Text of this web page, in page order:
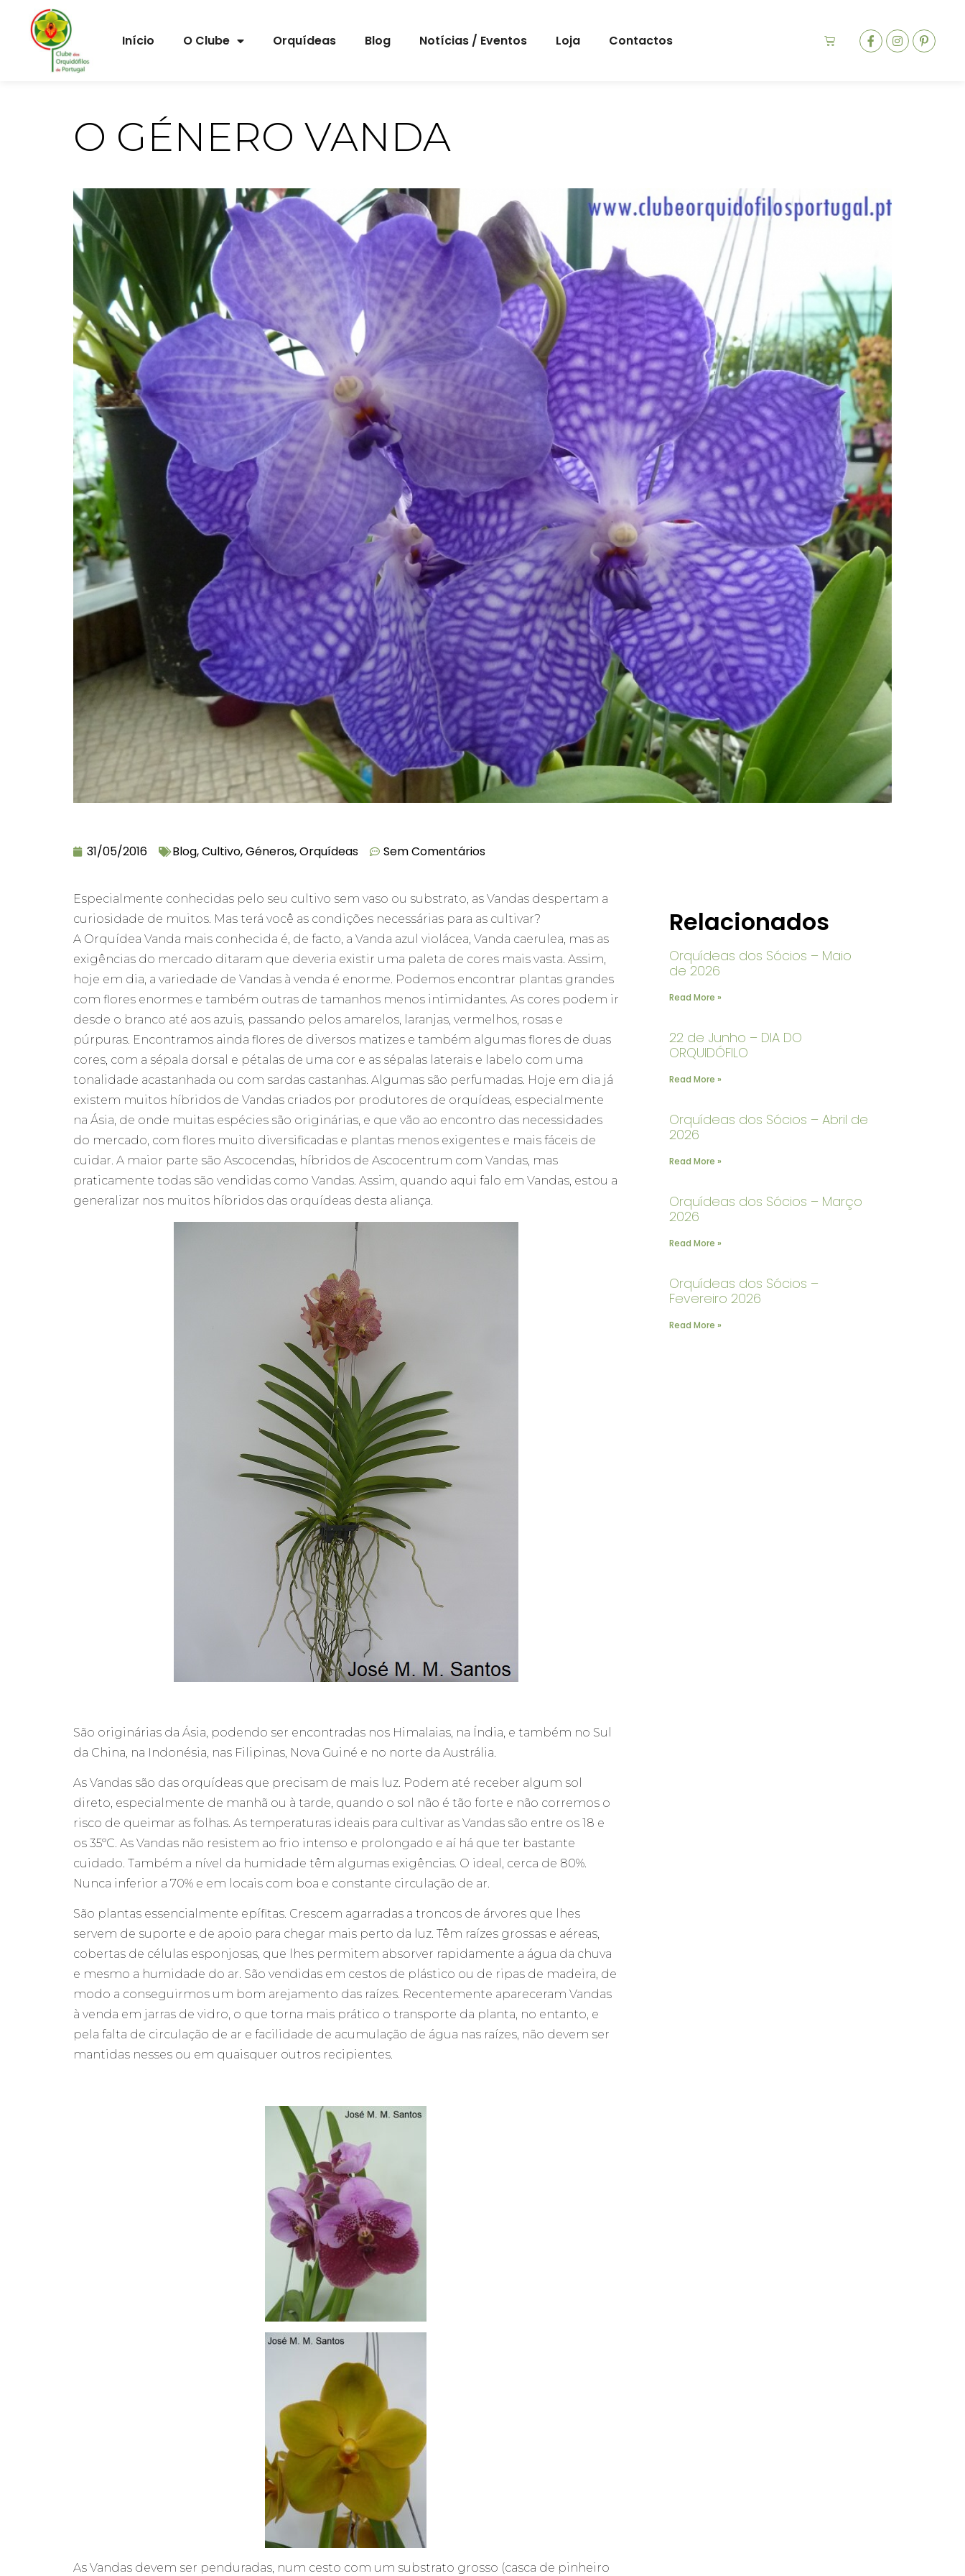
Início O Clube Orquídeas Blog Notícias / Eventos Loja Contactos
O GÉNERO VANDA
31/05/2016 Blog,Cultivo,Géneros,Orquídeas Sem Comentários
Especialmente conhecidas pelo seu cultivo sem vaso ou substrato, as Vandas despertam a
curiosidade de muitos. Mas terá você as condições necessárias para as cultivar?
A Orquídea Vanda mais conhecida é, de facto, a Vanda azul violácea, Vanda caerulea, mas as
exigências do mercado ditaram que deveria existir uma paleta de cores mais vasta. Assim,
hoje em dia, a variedade de Vandas à venda é enorme. Podemos encontrar plantas grandes
com flores enormes e também outras de tamanhos menos intimidantes. As cores podem ir
desde o branco até aos azuis, passando pelos amarelos, laranjas, vermelhos, rosas e
púrpuras. Encontramos ainda flores de diversos matizes e também algumas flores de duas
cores, com a sépala dorsal e pétalas de uma cor e as sépalas laterais e labelo com uma
tonalidade acastanhada ou com sardas castanhas. Algumas são perfumadas. Hoje em dia já
existem muitos híbridos de Vandas criados por produtores de orquídeas, especialmente
na Ásia, de onde muitas espécies são originárias, e que vão ao encontro das necessidades
do mercado, com flores muito diversificadas e plantas menos exigentes e mais fáceis de
cuidar. A maior parte são Ascocendas, híbridos de Ascocentrum com Vandas, mas
praticamente todas são vendidas como Vandas. Assim, quando aqui falo em Vandas, estou a
generalizar nos muitos híbridos das orquídeas desta aliança.
São originárias da Ásia, podendo ser encontradas nos Himalaias, na Índia, e também no Sul
da China, na Indonésia, nas Filipinas, Nova Guiné e no norte da Austrália.
As Vandas são das orquídeas que precisam de mais luz. Podem até receber algum sol
direto, especialmente de manhã ou à tarde, quando o sol não é tão forte e não corremos o
risco de queimar as folhas. As temperaturas ideais para cultivar as Vandas são entre os 18 e
os 35ºC. As Vandas não resistem ao frio intenso e prolongado e aí há que ter bastante
cuidado. Também a nível da humidade têm algumas exigências. O ideal, cerca de 80%.
Nunca inferior a 70% e em locais com boa e constante circulação de ar.
São plantas essencialmente epífitas. Crescem agarradas a troncos de árvores que lhes
servem de suporte e de apoio para chegar mais perto da luz. Têm raízes grossas e aéreas,
cobertas de células esponjosas, que lhes permitem absorver rapidamente a água da chuva
e mesmo a humidade do ar. São vendidas em cestos de plástico ou de ripas de madeira, de
modo a conseguirmos um bom arejamento das raízes. Recentemente apareceram Vandas
à venda em jarras de vidro, o que torna mais prático o transporte da planta, no entanto, e
pela falta de circulação de ar e facilidade de acumulação de água nas raízes, não devem ser
mantidas nesses ou em quaisquer outros recipientes.
As Vandas devem ser penduradas, num cesto com um substrato grosso (casca de pinheiro
Relacionados
Orquídeas dos Sócios – Maio
de 2026
Read More »
22 de Junho – DIA DO
ORQUIDÓFILO
Read More »
Orquídeas dos Sócios – Abril de
2026
Read More »
Orquídeas dos Sócios – Março
2026
Read More »
Orquídeas dos Sócios –
Fevereiro 2026
Read More »